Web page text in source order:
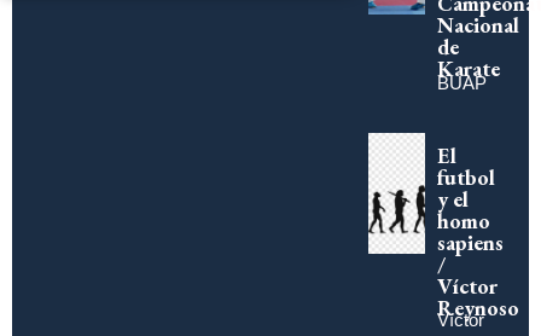
Nacional
de
Karate
BUAP
El
futbol
y el
homo
sapiens
/
Víctor
Reynoso
Víctor